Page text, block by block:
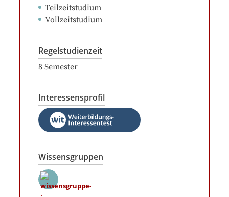
Teilzeitstudium
Vollzeitstudium
Regelstudienzeit
8 Semester
Interessensprofil
Wissensgruppen